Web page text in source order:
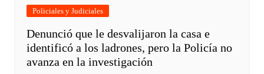
Policiales y Judiciales
Denunció que le desvalijaron la casa e
identificó a los ladrones, pero la Policía no
avanza en la investigación